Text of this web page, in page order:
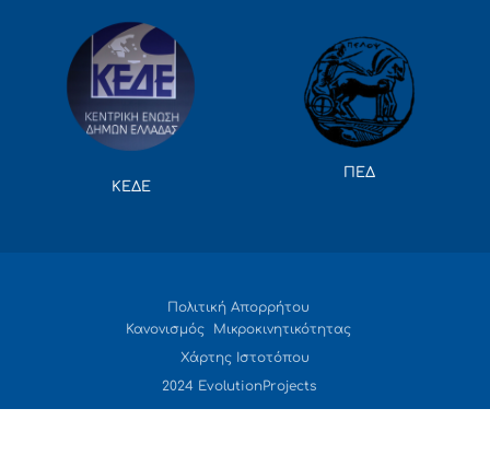
ΚΕΔΕ
ΠΕΔ
Πολιτική Απορρήτου
Κανονισμός Μικροκινητικότητας
Χάρτης Ιστοτόπου
2024 EvolutionProjects